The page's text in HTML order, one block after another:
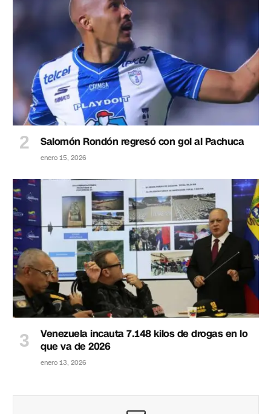
Salomón Rondón regresó con gol al Pachuca
enero 15, 2026
Venezuela incauta 7.148 kilos de drogas en lo
que va de 2026
enero 13, 2026